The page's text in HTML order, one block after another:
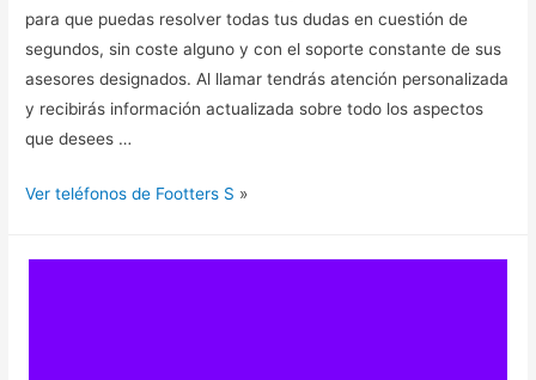
para que puedas resolver todas tus dudas en cuestión de
segundos, sin coste alguno y con el soporte constante de sus
asesores designados. Al llamar tendrás atención personalizada
y recibirás información actualizada sobre todo los aspectos
que desees …
Ver teléfonos de Footters S »